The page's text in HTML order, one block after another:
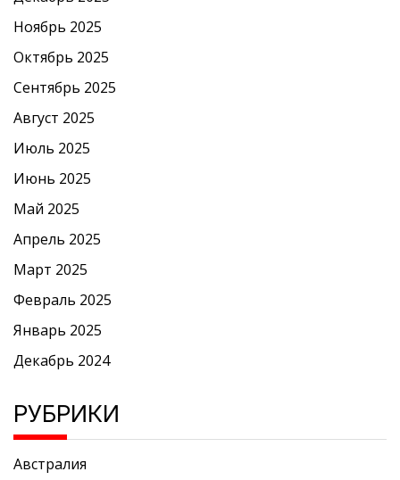
Ноябрь 2025
Октябрь 2025
Сентябрь 2025
Август 2025
Июль 2025
Июнь 2025
Май 2025
Апрель 2025
Март 2025
Февраль 2025
Январь 2025
Декабрь 2024
РУБРИКИ
Австралия